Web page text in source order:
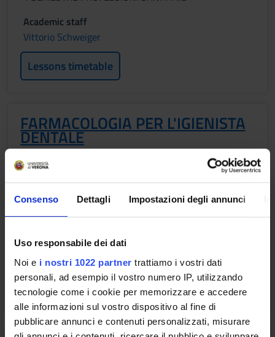
Consenso Dettagli Impostazioni degli annunci
Uso responsabile dei dati
Noi e i nostri 1022 partner trattiamo i vostri dati
personali, ad esempio il vostro numero IP, utilizzando
tecnologie come i cookie per memorizzare e accedere
alle informazioni sul vostro dispositivo al fine di
pubblicare annunci e contenuti personalizzati, misurare
Academic staff
Vittorio Schweiger
Lessons timetable
FARMACOLOGIA PER L'IGIENISTA
DENTALE
Credits
Period
1 SEMESTRE PROFESSIONI SANITARIE
Academic staff
Emanuela Bottani
Lessons timetable